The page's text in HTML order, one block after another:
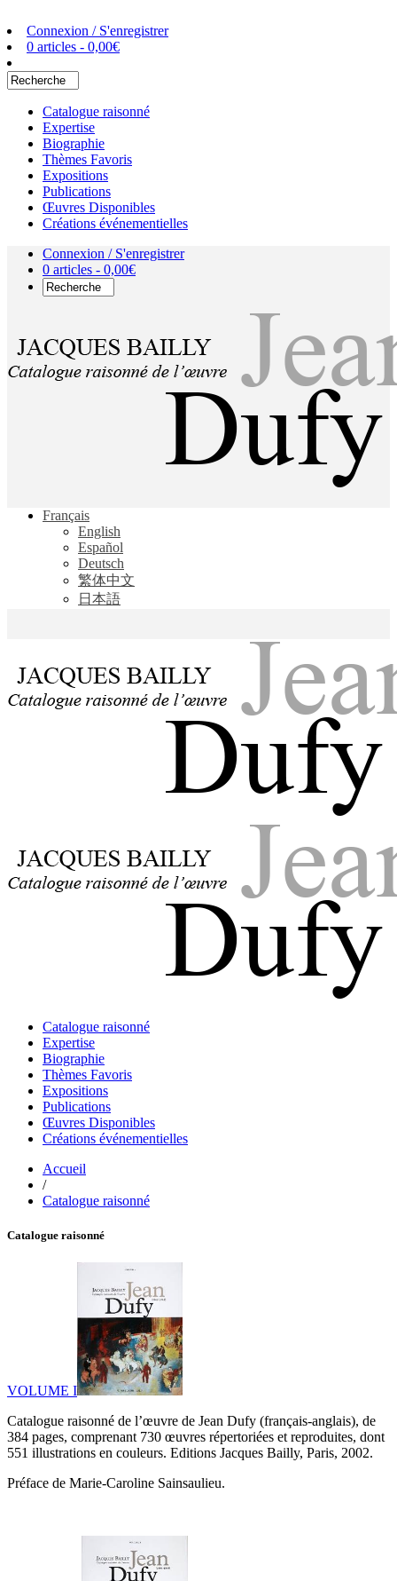
Connexion / S'enregistrer
0 articles - 0,00€
Catalogue raisonné
Expertise
Biographie
Thèmes Favoris
Expositions
Publications
Œuvres Disponibles
Créations événementielles
Connexion / S'enregistrer
0 articles - 0,00€
Jean Dufy
Jacques Bailly - Catalogue raisonné de l'œuvre de Jean Dufy
Français
English
Español
Deutsch
繁体中文
日本語
Jean Dufy
Jacques Bailly - Catalogue raisonné de l'œuvre de Jean Dufy
Jean Dufy
Jacques Bailly - Catalogue raisonné de l'œuvre de Jean Dufy
Catalogue raisonné
Expertise
Biographie
Thèmes Favoris
Expositions
Publications
Œuvres Disponibles
Créations événementielles
Accueil
/
Catalogue raisonné
Catalogue raisonné
VOLUME I
Catalogue raisonné de l’œuvre de Jean Dufy (français-anglais), de
384 pages, comprenant 730 œuvres répertoriées et reproduites, dont
551 illustrations en couleurs. Editions Jacques Bailly, Paris, 2002.
Préface de Marie-Caroline Sainsaulieu.